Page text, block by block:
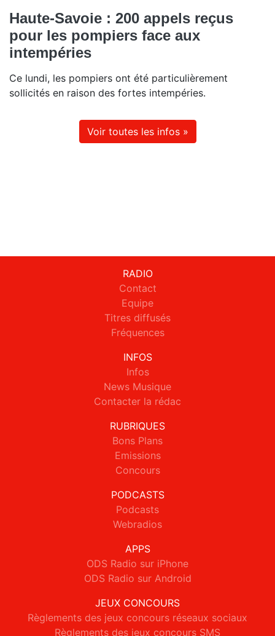
Haute-Savoie : 200 appels reçus
pour les pompiers face aux
intempéries
Ce lundi, les pompiers ont été particulièrement
sollicités en raison des fortes intempéries.
Voir toutes les infos »
RADIO
Contact
Equipe
Titres diffusés
Fréquences
INFOS
Infos
News Musique
Contacter la rédac
RUBRIQUES
Bons Plans
Emissions
Concours
PODCASTS
Podcasts
Webradios
APPS
ODS Radio sur iPhone
ODS Radio sur Android
JEUX CONCOURS
Règlements des jeux concours réseaux sociaux
Règlements des jeux concours SMS